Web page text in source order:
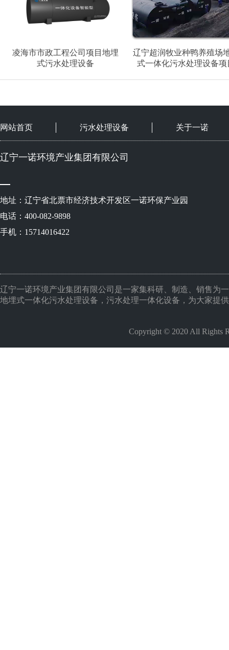
凌海市市政工程公司项目地埋
式污水处理设备
辽宁超润牧业种鸭养殖场
式一体化污水处理设备项
网站首页 污水处理设备 关于一诺
辽宁一诺环境产业集团有限公司
地址：辽宁省北票市经济技术开发区一诺环保产业园
电话：400-082-9898
手机：15714016422
辽宁一诺环境产业集团有限公司是一家集科研、制造、销售为
地埋式一体化污水处理设备，污水处理一体化设备，为大家提
Copyright © 2020 All Rights